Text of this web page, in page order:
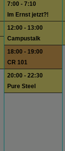
7:00 - 7:10
Im Ernst jetzt?!
12:00 - 13:00
Campustalk
18:00 - 19:00
CR 101
20:00 - 22:30
Pure Steel